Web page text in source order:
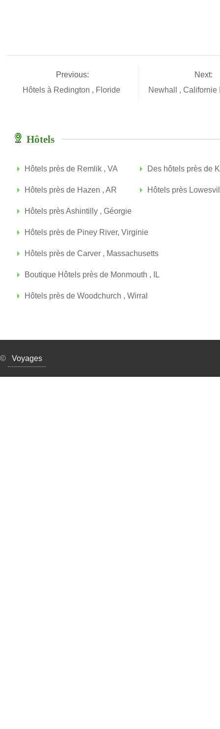
Previous:
Hôtels à Redington , Floride
Next:
Newhall ,
Hôtels
Hôtels près de Remlik , VA Des hôtels près de
Hôtels près de Hazen , AR Hôtels près
Hôtels près Ashintilly , Géorgie
Hôtels près de Piney River, Virginie
Hôtels près de Carver , Massachusetts
Boutique Hôtels près de Monmouth , IL
Hôtels près de Woodchurch , Wirral
© Voyages